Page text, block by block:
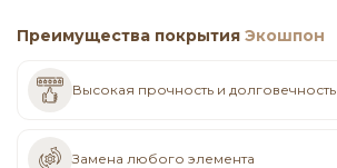
Преимущества покрытия Экошпон
Высокая прочность и долговечность
Замена любого элемента